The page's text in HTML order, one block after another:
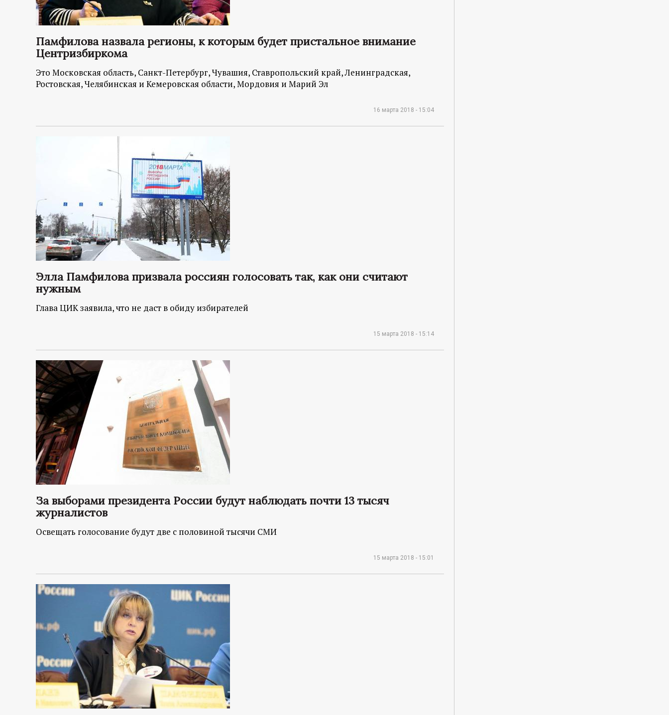
Памфилова назвала регионы, к которым будет пристальное внимание
Центризбиркома
Это Московская область, Санкт-Петербург, Чувашия, Ставропольский край, Ленинградская,
Ростовская, Челябинская и Кемеровская области, Мордовия и Марий Эл
16 марта 2018 - 15:04
Элла Памфилова призвала россиян голосовать так, как они считают
нужным
Глава ЦИК заявила, что не даст в обиду избирателей
15 марта 2018 - 15:14
За выборами президента России будут наблюдать почти 13 тысяч
журналистов
Освещать голосование будут две с половиной тысячи СМИ
15 марта 2018 - 15:01